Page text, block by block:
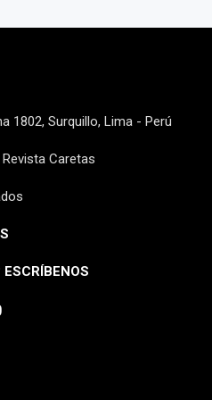
1802, Surquillo, Lima - Perú
Caretas